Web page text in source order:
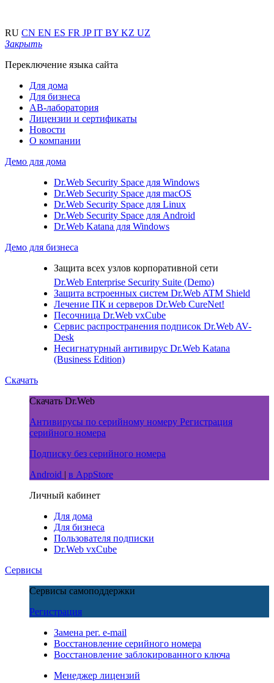
RU CN EN ES FR JPIT BY KZ UZ
Закрыть
Переключение языка сайта
Для дома
Для бизнеса
АВ-лаборатория
Лицензии и сертификаты
Новости
О компании
Демо для дома
Dr.Web Security Space для Windows
Dr.Web Security Space для macOS
Dr.Web Security Space для Linux
Dr.Web Security Space для Android
Dr.Web Katana для Windows
Демо для бизнеса
Защита всех узлов корпоративной сети
Dr.Web Enterprise Security Suite (Demo)
Защита встроенных систем Dr.Web ATM Shield
Лечение ПК и серверов Dr.Web CureNet!
Песочница Dr.Web vxCube
Сервис распространения подписок Dr.Web AV-
Desk
Несигнатурный антивирус Dr.Web Katana
(Business Edition)
Скачать
Скачать Dr.Web
Антивирусы по серийному номеру Регистрация
серийного номера
Подписку без серийного номера
Android | в AppStore
Личный кабинет
Для дома
Для бизнеса
Пользователя подписки
Dr.Web vxCube
Сервисы
Сервисы самоподдержки
Регистрация
Замена рег. e-mail
Восстановление серийного номера
Восстановление заблокированного ключа
Менеджер лицензий